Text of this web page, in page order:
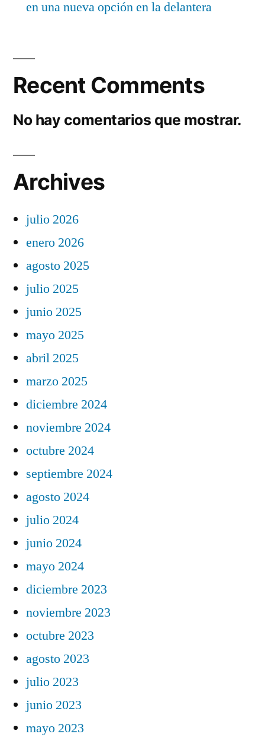
en una nueva opción en la delantera
Recent Comments
No hay comentarios que mostrar.
Archives
julio 2026
enero 2026
agosto 2025
julio 2025
junio 2025
mayo 2025
abril 2025
marzo 2025
diciembre 2024
noviembre 2024
octubre 2024
septiembre 2024
agosto 2024
julio 2024
junio 2024
mayo 2024
diciembre 2023
noviembre 2023
octubre 2023
agosto 2023
julio 2023
junio 2023
mayo 2023